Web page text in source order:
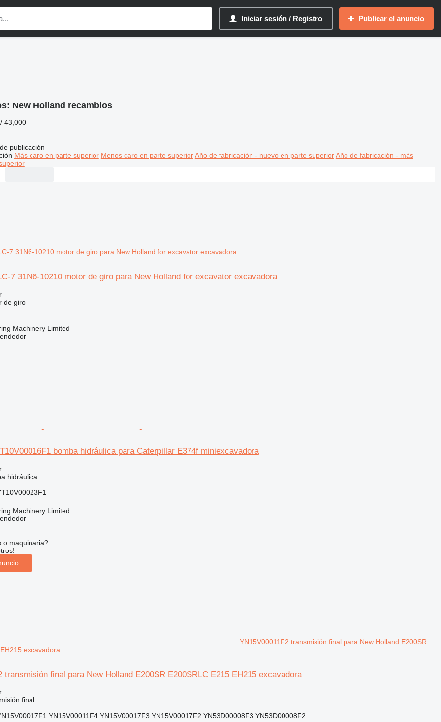
Iniciar sesión / Registro Publicar el anuncio
New Holland recambios
43,000
publicación
Más caro en parte superior Menos caro en parte superior Año de fabricación - nuevo en parte superior Año de fabricación - más
7 31N6-10210 motor de giro para New Holland for excavator excavadora
de giro
Machinery Limited
bomba hidráulica para Caterpillar E374f miniexcavadora
hidráulica
Machinery Limited
o maquinaria?
YN15V00011F2 transmisión final para New Holland E200SR
excavadora
transmisión final para New Holland E200SR E200SRLC E215 EH215 excavadora
final
YN15V00011F4 YN15V00017F3 YN15V00017F2 YN53D00008F3 YN53D00008F2